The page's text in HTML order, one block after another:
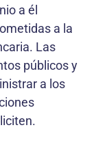
a él
a la
Las
públicos y
a los